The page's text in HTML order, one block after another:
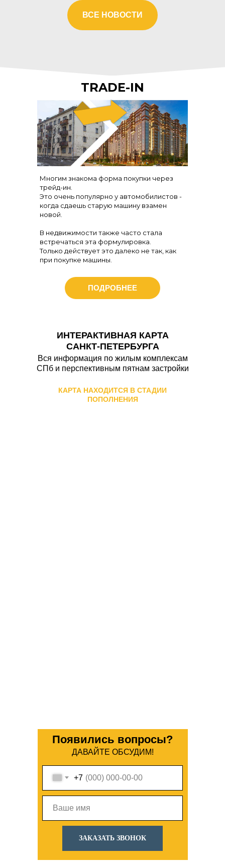
ВСЕ НОВОСТИ
TRADE-IN
Многим знакома форма покупки через
трейд-ин.
Это очень популярно у автомобилистов -
когда сдаешь старую машину взамен
новой.
В недвижимости также часто стала
встречаться эта формулировка.
Только действует это далеко не так, как
при покупке машины.
ПОДРОБНЕЕ
ИНТЕРАКТИВНАЯ КАРТА
САНКТ-ПЕТЕРБУРГА
Вся информация по жилым комплексам
СПб и перспективным пятнам застройки
КАРТА НАХОДИТСЯ В СТАДИИ
ПОПОЛНЕНИЯ
+7
ЗАКАЗАТЬ ЗВОНОК
Появились вопросы?
ДАВАЙТЕ ОБСУДИМ!